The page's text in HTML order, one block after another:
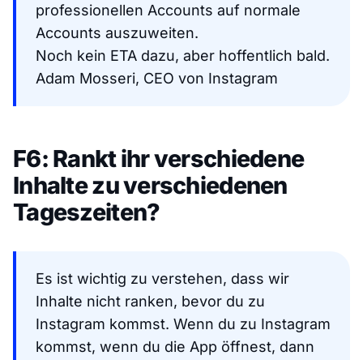
professionellen Accounts auf normale
Accounts auszuweiten.
Noch kein ETA dazu, aber hoffentlich bald.
Adam Mosseri, CEO von Instagram
F6: Rankt ihr verschiedene
Inhalte zu verschiedenen
Tageszeiten?
Es ist wichtig zu verstehen, dass wir
Inhalte nicht ranken, bevor du zu
Instagram kommst. Wenn du zu Instagram
kommst, wenn du die App öffnest, dann